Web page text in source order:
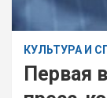
КУЛЬТУРА И
Первая